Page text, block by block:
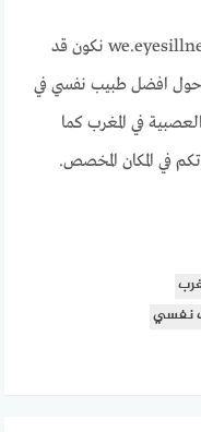
إلى هنا زوار موقعنا الإلكتروني we.eyesillnesses.com نكون قد
حول افضل طبيب نفسي في
في المغرب كما
في المكان المخصص.
نفسي